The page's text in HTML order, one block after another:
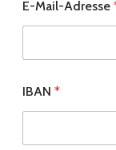
E-Mail-Adresse
IBAN *